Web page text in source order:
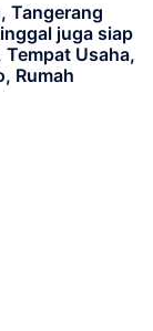
Tangerang
juga siap
Usaha,
Rumah